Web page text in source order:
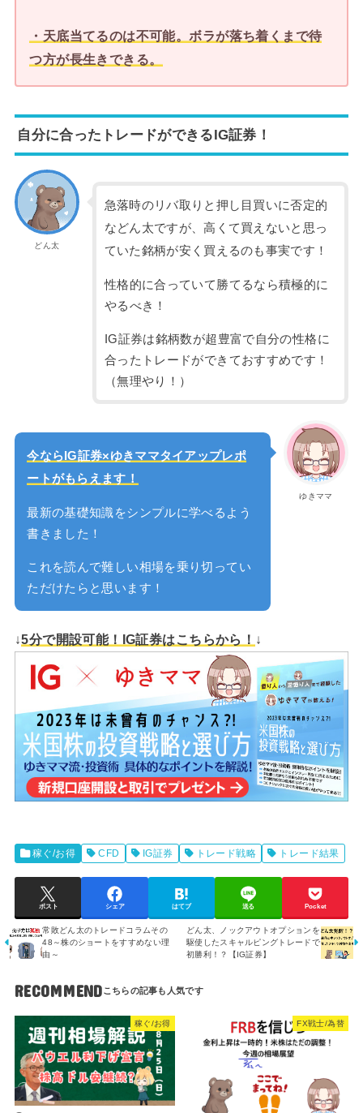
・天底当てるのは不可能。ボラが落ち着くまで待
つ方が長生きできる。
自分に合ったトレードができるIG証券！
どん太
急落時のリバ取りと押し目買いに否定的
などん太ですが、高くて買えないと思っ
ていた銘柄が安く買えるのも事実です！
性格的に合っていて勝てるなら積極的に
やるべき！
IG証券は銘柄数が超豊富で自分の性格に
合ったトレードができておすすめです！
（無理やり！）
ゆきママ
今ならIG証券×ゆきママタイアップレポ
ートがもらえます！
最新の基礎知識をシンプルに学べるよう
書きました！
これを読んで難しい相場を乗り切ってい
ただけたらと思います！
↓5分で開設可能！IG証券はこちらから！ ↓
稼ぐ/お得 CFD IG証券 トレード戦略 トレード結果
ポスト シェア はてブ 送る Pocket
常敗どん太のトレードコラムその
48～株のショートをすすめない理
由～
どん太、ノックアウトオプションを
駆使したスキャルピングトレードで
初勝利！？【IG証券】
RECOMMEND
稼ぐ/お得 FX戦士/為替